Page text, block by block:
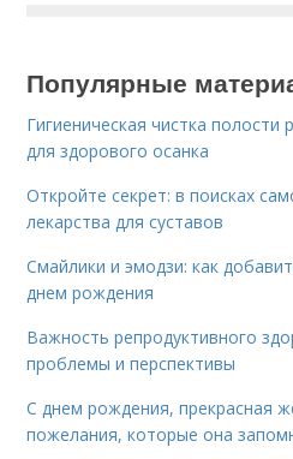
Популярные
Гигиеническая чистка полости
для здорового осанка
Откройте секрет: в поисках
лекарства для суставов
Смайлики и эмодзи: как
днем рождения
Важность репродуктивного
проблемы и перспективы
С днем рождения, прекрасная
пожелания, которые она